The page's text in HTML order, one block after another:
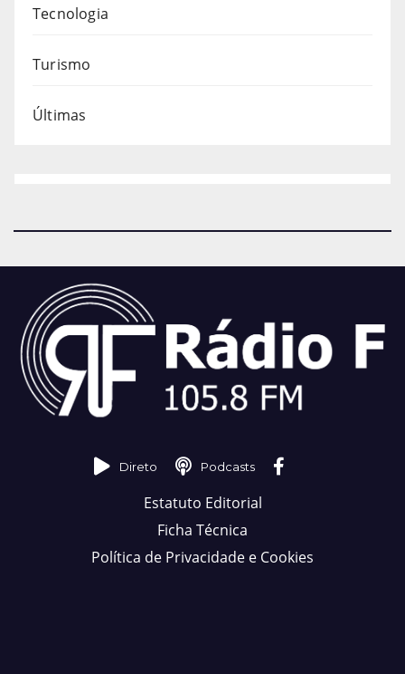
Tecnologia
Turismo
Últimas
Direto Podcasts
Estatuto Editorial
Ficha Técnica
Política de Privacidade e Cookies